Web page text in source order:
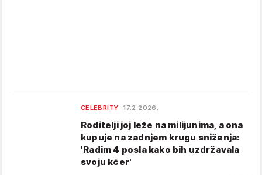
CELEBRITY 17.2.2026.
Roditelji joj leže na milijunima, a ona
kupuje na zadnjem krugu sniženja:
'Radim 4 posla kako bih uzdržavala
svoju kćer'